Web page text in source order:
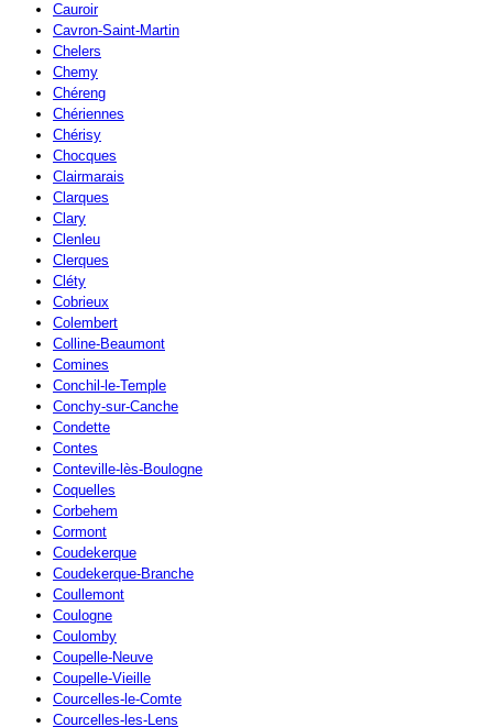
Cauroir
Cavron-Saint-Martin
Chelers
Chemy
Chéreng
Chériennes
Chérisy
Chocques
Clairmarais
Clarques
Clary
Clenleu
Clerques
Cléty
Cobrieux
Colembert
Colline-Beaumont
Comines
Conchil-le-Temple
Conchy-sur-Canche
Condette
Contes
Conteville-lès-Boulogne
Coquelles
Corbehem
Cormont
Coudekerque
Coudekerque-Branche
Coullemont
Coulogne
Coulomby
Coupelle-Neuve
Coupelle-Vieille
Courcelles-le-Comte
Courcelles-les-Lens